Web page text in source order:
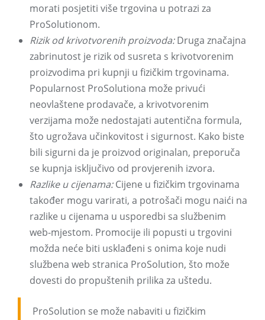
morati posjetiti više trgovina u potrazi za
ProSolutionom.
Rizik od krivotvorenih proizvoda:Druga značajna
zabrinutost je rizik od susreta s krivotvorenim
proizvodima pri kupnji u fizičkim trgovinama.
Popularnost ProSolutiona može privući
neovlaštene prodavače, a krivotvorenim
verzijama može nedostajati autentična formula,
što ugrožava učinkovitost i sigurnost. Kako biste
bili sigurni da je proizvod originalan, preporuča
se kupnja isključivo od provjerenih izvora.
Razlike u cijenama:Cijene u fizičkim trgovinama
također mogu varirati, a potrošači mogu naići na
razlike u cijenama u usporedbi sa službenim
web-mjestom. Promocije ili popusti u trgovini
možda neće biti usklađeni s onima koje nudi
službena web stranica ProSolution, što može
dovesti do propuštenih prilika za uštedu.
ProSolution se može nabaviti u fizičkim